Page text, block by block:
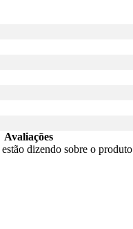
Avaliações
dizendo sobre o produto